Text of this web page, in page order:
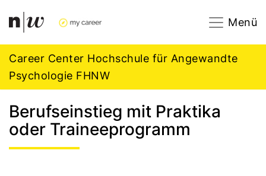
Navigation
Menü
Career Center Hochschule für Angewandte
Psychologie FHNW
Berufseinstieg mit Praktika
oder Traineeprogramm
Footer